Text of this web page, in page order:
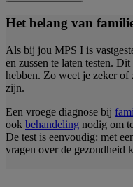
Het belang van
Als bij jou MPS I is
en zussen te laten testen.
hebben. Zo weet je zeker of
zijn.
Een vroege diagnose bij
ook behandeling nodig om
De test is eenvoudig: met
vragen over de gezondheid